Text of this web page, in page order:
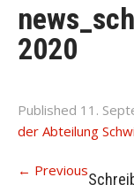
2020
Published 11.
der Abteilung
← Previous